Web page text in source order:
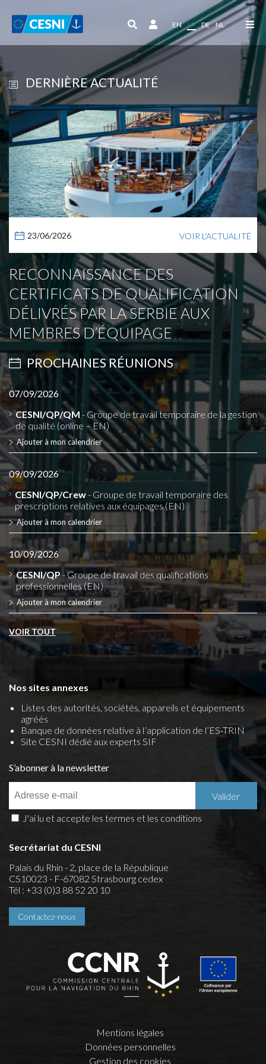
EN FR DE NL
DERNIÈRE ACTUALITÉ
23/06/2026 VOIR L'ACTUALITÉ
RECONNAISSANCE DES
CERTIFICATS DE QUALIFICATION
DÉLIVRÉS PAR LA SERBIE AUX
MEMBRES D’ÉQUIPAGE
PROCHAINES RÉUNIONS
07/09/2026
CESNI/QP/QM - Groupe de travail temporaire de la gestion
de qualité (online – EN)
Ajouter à mon calendrier
09/09/2026
CESNI/QP/Crew- Groupe de travail temporaire des
prescriptions relatives aux équipages (EN)
Ajouter à mon calendrier
10/09/2026
CESNI/QP- Groupe de travail des qualifications
professionnelles (EN)
Ajouter à mon calendrier
VOIR TOUT
Nos sites annexes
Listes des autorités, sociétés, appareils et équipements
agréés
Banque de données relative à l’application de l’ES-TRIN
Site CESNI dédié aux experts SIF
S’abonner à la newsletter
J'ai lu et accepte les termes et les conditions
Secrétariat du CESNI
Palais du Rhin - 2, place de la République
CS10023 - F-67082 Strasbourg cedex
Tél : +33 (0)3 88 52 20 10
Contactez-nous
Mentions légales
Données personnelles
Gestion des cookies